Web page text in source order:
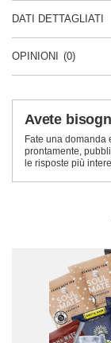
DATI DETTAGLIATI
OPINIONI (0)
Avete
Fate una domanda
prontamente,
le risposte più